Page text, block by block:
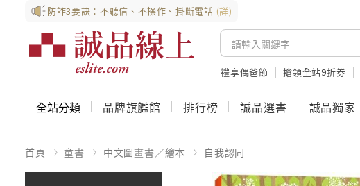
防詐3要訣：不聽信、不操作、掛斷電話 (詳)
禮享偶爸節 搶領全站9折券
全站分類 品牌旗艦館 排行榜 誠品選書 誠品獨家
首頁 童書 中文圖畫書／繪本 自我認同